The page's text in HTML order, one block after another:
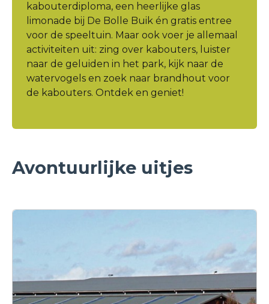
kabouterdiploma, een heerlijke glas
limonade bij De Bolle Buik én gratis entree
voor de speeltuin. Maar ook voer je allemaal
activiteiten uit: zing over kabouters, luister
naar de geluiden in het park, kijk naar de
watervogels en zoek naar brandhout voor
de kabouters. Ontdek en geniet!
Avontuurlijke uitjes